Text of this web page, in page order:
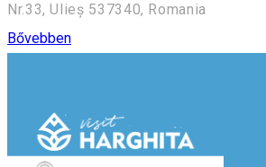
Nr.33, Ulieș 537340, Romania
Bővebben